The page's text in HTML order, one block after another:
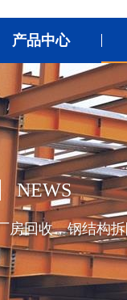
产品中心
NEWS
房回收，钢结构